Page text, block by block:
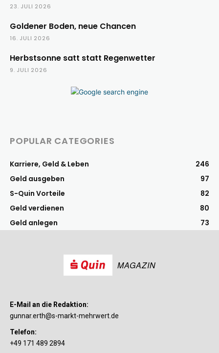
23. JULI 2026
Goldener Boden, neue Chancen
16. JULI 2026
Herbstsonne satt statt Regenwetter
9. JULI 2026
POPULAR CATEGORIES
Karriere, Geld & Leben
246
Geld ausgeben
97
S-Quin Vorteile
82
Geld verdienen
80
Geld anlegen
73
MAGAZIN
E-Mail an die Redaktion:
gunnar.erth@s-markt-mehrwert.de
Telefon:
+49 171 489 2894